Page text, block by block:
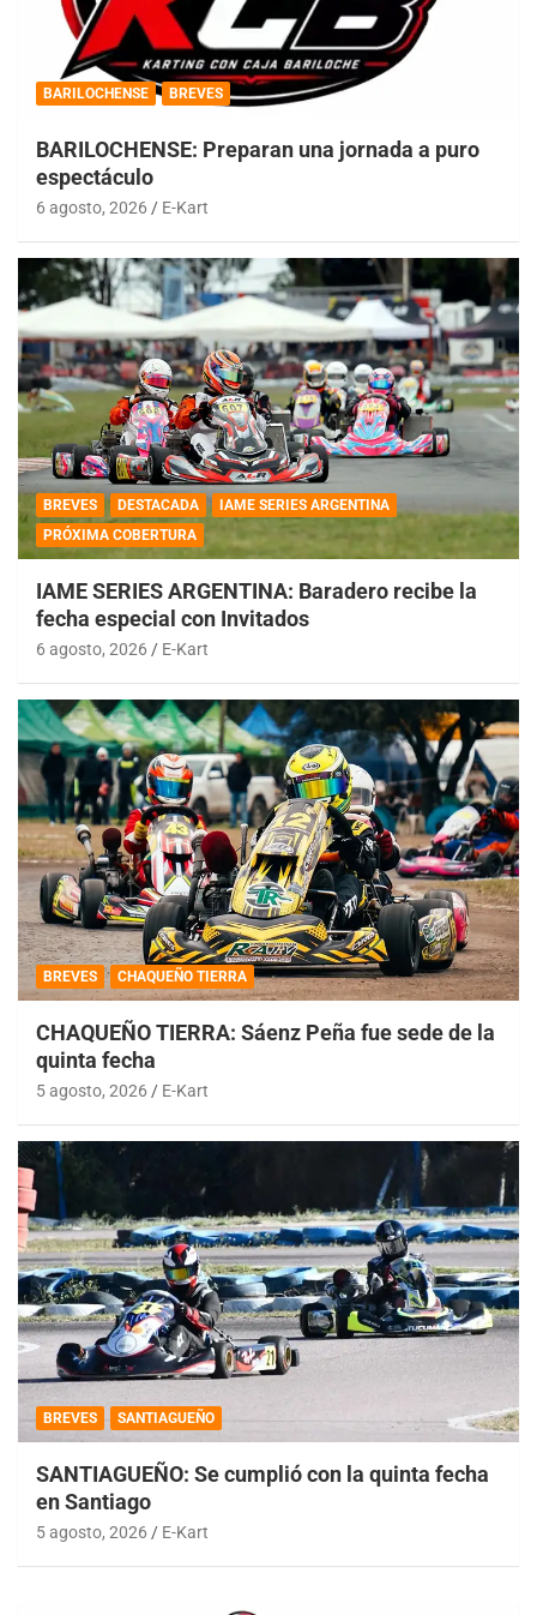
BARILOCHENSE BREVES
BARILOCHENSE: Preparan una jornada a puro
espectáculo
6 agosto, 2026 E-Kart
BREVES DESTACADA
IAME SERIES ARGENTINA
PRÓXIMA COBERTURA
IAME SERIES ARGENTINA: Baradero recibe la
fecha especial con Invitados
6 agosto, 2026 E-Kart
BREVES CHAQUEÑO TIERRA
CHAQUEÑO TIERRA: Sáenz Peña fue sede de la
quinta fecha
5 agosto, 2026 E-Kart
BREVES SANTIAGUEÑO
SANTIAGUEÑO: Se cumplió con la quinta fecha
en Santiago
5 agosto, 2026 E-Kart